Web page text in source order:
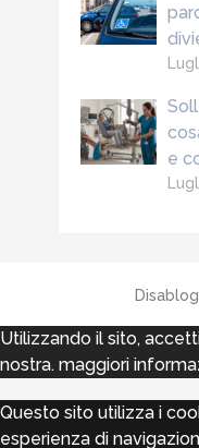
e
Utilizzando il sito,
nostra. maggiori
Questo sito utilizza i
esperienza di